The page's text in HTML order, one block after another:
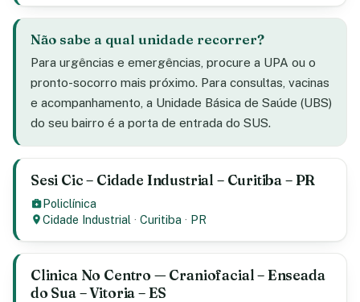
Não sabe a qual unidade recorrer?
Para urgências e emergências, procure a UPA ou o
pronto-socorro mais próximo. Para consultas, vacinas
e acompanhamento, a Unidade Básica de Saúde (UBS)
do seu bairro é a porta de entrada do SUS.
Sesi Cic – Cidade Industrial – Curitiba – PR
Policlínica
Cidade Industrial ·Curitiba · PR
Clinica No Centro — Craniofacial – Enseada
do Sua – Vitoria – ES